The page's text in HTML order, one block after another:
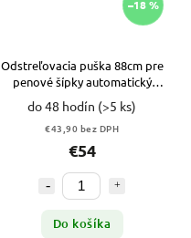
–18 %
Odstreľovacia puška 88cm pre
penové šípky automatický
manuálny statív s optikou
VYPR
do 48 hodín (>5 ks)
€43,90 bez DPH
€54
Do košíka